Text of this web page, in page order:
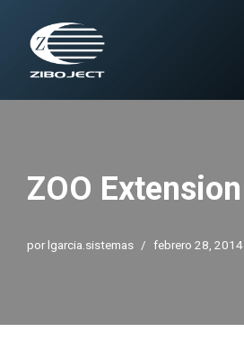
Saltar
ZOO Extension
porlgarcia.sistemas febrero 28, 2014